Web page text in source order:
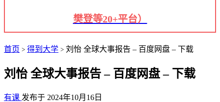
樊登等20+平台）
首页 > 得到大学 > 刘怡 全球大事报告 – 百度网盘 – 下载
刘怡 全球大事报告 – 百度网盘 – 下载
有课 发布于 2024年10月16日